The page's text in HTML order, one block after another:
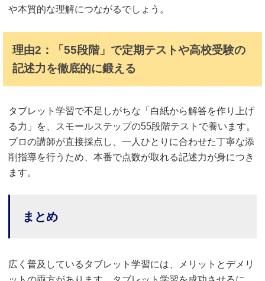
や本質的な理解につながるでしょう。
理由2：「55段階」で定期テストや高校受験の
記述力を徹底的に鍛える
タブレット学習で不足しがちな「白紙から解答を作り上げ
る力」を、スモールステップの55段階テストで養います。
プロの講師が直接採点し、一人ひとりに合わせた丁寧な添
削指導を行うため、本番で点数が取れる記述力が身につき
ます。
まとめ
広く普及しているタブレット学習には、メリットとデメリ